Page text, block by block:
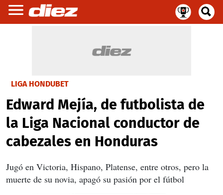
LIGA HONDUBET
Edward Mejía, de futbolista de
la Liga Nacional conductor de
cabezales en Honduras
Jugó en Victoria, Hispano, Platense, entre otros, pero la
muerte de su novia, apagó su pasión por el fútbol